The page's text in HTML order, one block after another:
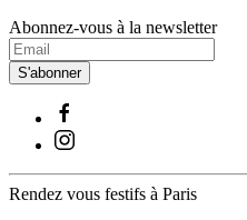
Abonnez-vous à la newsletter
S'abonner
Rendez vous festifs à Paris